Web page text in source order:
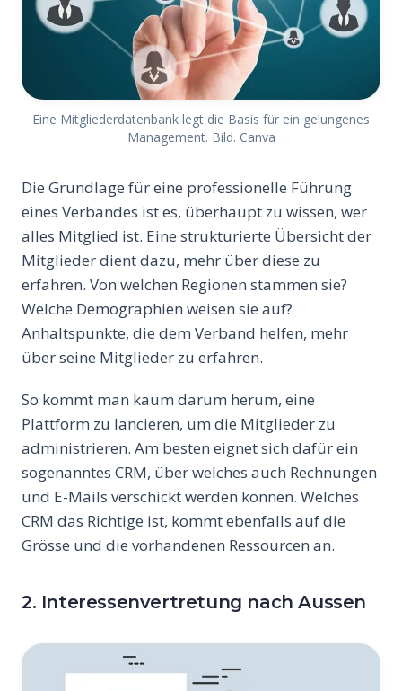
Eine Mitgliederdatenbank legt die Basis für ein gelungenes
Management. Bild. Canva
Die Grundlage für eine professionelle Führung
eines Verbandes ist es, überhaupt zu wissen, wer
alles Mitglied ist. Eine strukturierte Übersicht der
Mitglieder dient dazu, mehr über diese zu
erfahren. Von welchen Regionen stammen sie?
Welche Demographien weisen sie auf?
Anhaltspunkte, die dem Verband helfen, mehr
über seine Mitglieder zu erfahren.
So kommt man kaum darum herum, eine
Plattform zu lancieren, um die Mitglieder zu
administrieren. Am besten eignet sich dafür ein
sogenanntes CRM, über welches auch Rechnungen
und E-Mails verschickt werden können. Welches
CRM das Richtige ist, kommt ebenfalls auf die
Grösse und die vorhandenen Ressourcen an.
2. Interessenvertretung nach Aussen